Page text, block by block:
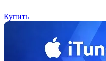
Купить